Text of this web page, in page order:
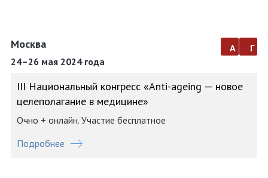
Москва
24–26 мая 2024 года
а г
III Национальный конгресс «Anti-ageing — новое
целеполагание в медицине»
Очно + онлайн. Участие бесплатное
Подробнее